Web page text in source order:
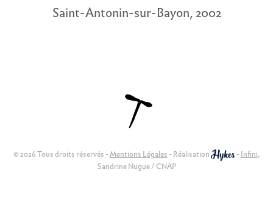
Saint-Antonin-sur-Bayon, 2002
© 2026 Tous droits réservés -Mentions Légales - Réalisation - Infini,
Sandrine Nugue / CNAP